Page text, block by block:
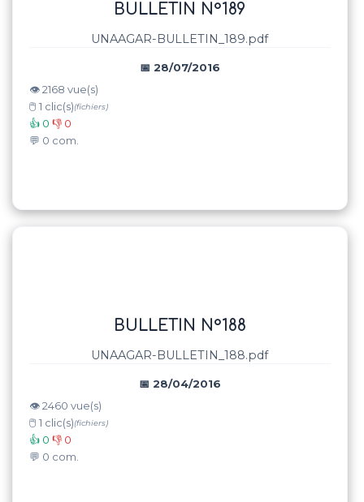
BULLETIN N°189
UNAAGAR-BULLETIN_189.pdf
📅 28/07/2016
👁️ 2168 vue(s)
🖱️ 1 clic(s)(fichiers)
👍 0 👎 0
💬 0 com.
BULLETIN N°188
UNAAGAR-BULLETIN_188.pdf
📅 28/04/2016
👁️ 2460 vue(s)
🖱️ 1 clic(s)(fichiers)
👍 0 👎 0
💬 0 com.